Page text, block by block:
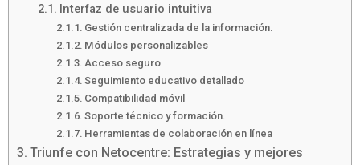
Interfaz de usuario intuitiva
Gestión centralizada de la información.
Módulos personalizables
Acceso seguro
Seguimiento educativo detallado
Compatibilidad móvil
Soporte técnico y formación.
Herramientas de colaboración en línea
Triunfe con Netocentre: Estrategias y mejores